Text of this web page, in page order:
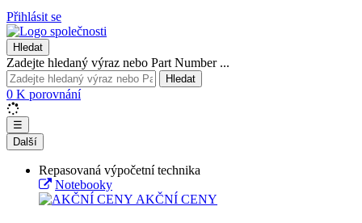
Přihlásit se
Hledat
Zadejte hledaný výraz nebo Part Number ...
Hledat
0 K porovnání
☰
Další
Repasovaná výpočetní technika
Notebooky
AKČNÍ CENY